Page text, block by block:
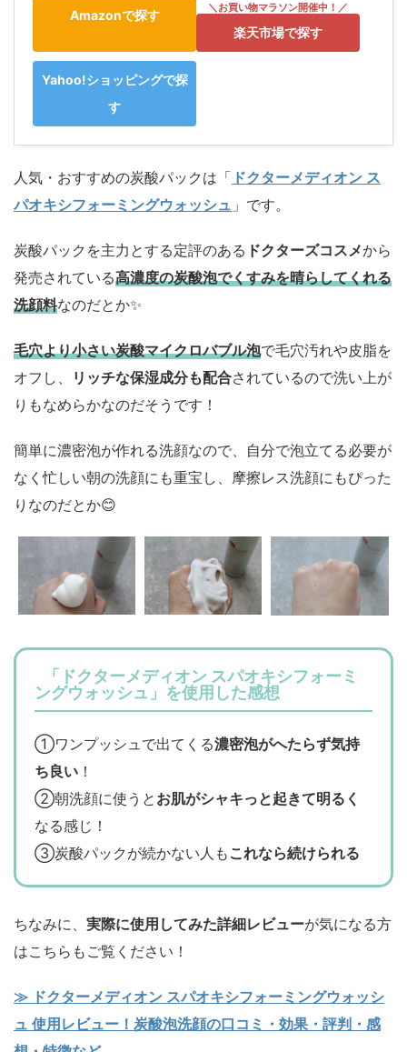
Amazonで探す
楽天市場で探す
Yahoo!ショッピングで探
す
人気・おすすめの炭酸パックは「 ドクターメディオン ス
パオキシフォーミングウォッシュ 」です。
炭酸パックを主力とする定評のある ドクターズコスメから
発売されている高濃度の炭酸泡でくすみを晴らしてくれる
洗顔料なのだとか✨️
毛穴より小さい炭酸マイクロバブル泡で毛穴汚れや皮脂を
オフし、
リッチな保湿成分も配合されているので洗い上が
りもなめらかなのだそうです！
簡単に濃密泡が作れる洗顔なので、自分で泡立てる必要が
なく忙しい朝の洗顔にも重宝し、摩擦レス洗顔にもぴった
りなのだとか😊
「ドクターメディオン スパオキシフォーミ
ングウォッシュ」を使用した感想
①ワンプッシュで出てくる濃密泡がへたらず気持
ち良い ！
②朝洗顔に使うと お肌がシャキっと起きて明るく
なる感じ！
③炭酸パックが続かない人も これなら続けられる
ちなみに、 実際に使用してみた詳細レビューが気になる方
はこちらもご覧ください！
≫ ドクターメディオン スパオキシフォーミングウォッシ
ュ 使用レビュー！炭酸泡洗顔の口コミ・効果・評判・感